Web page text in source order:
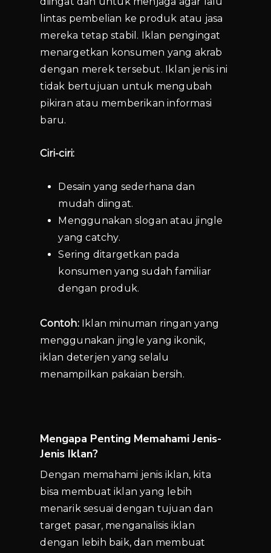
lintas pembelian ke produk atau jasa
mereka tetap stabil. Iklan pengingat
menargetkan konsumen yang akrab
dengan merek tersebut. Iklan jenis ini
tidak bertujuan untuk mengubah
pikiran atau memberikan informasi
baru.
Ciri-ciri:
Desain yang sederhana dan
mudah diingat.
Menggunakan slogan atau jingle
yang catchy.
Sering ditargetkan pada
konsumen yang sudah familiar
dengan produk.
Contoh:Iklan minuman ringan yang
menggunakan jingle yang ikonik,
iklan deterjen yang selalu
menampilkan pakaian bersih.
Mengapa Penting Memahami Jenis-
Jenis Iklan?
Dengan memahami jenis iklan, kita
bisa membuat iklan yang lebih
menarik sesuai dengan tujuan dan
target pasar, menganalisis iklan
dengan lebih baik, dan membuat